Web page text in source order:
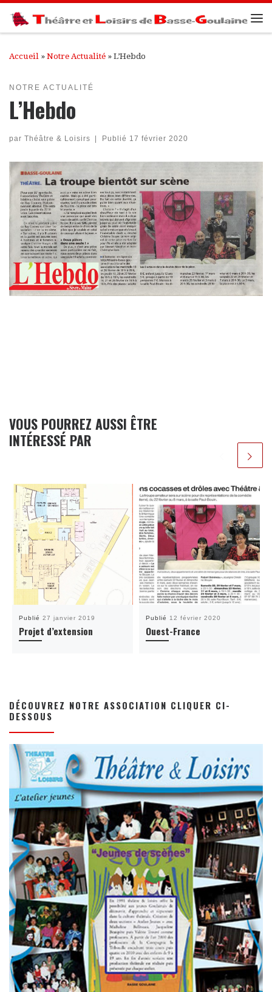
Passer au contenu
Accueil » Notre Actualité » L’Hebdo
NOTRE ACTUALITÉ
L’Hebdo
par Théâtre & Loisirs | Publié 17 février 2020
VOUS POURREZ AUSSI ÊTRE
INTÉRESSÉ PAR
Publié 27 janvier 2019
Projet d’extension
Publié 12 février 2020
Ouest-France
DÉCOUVREZ NOTRE ASSOCIATION CLIQUER CI-
DESSOUS